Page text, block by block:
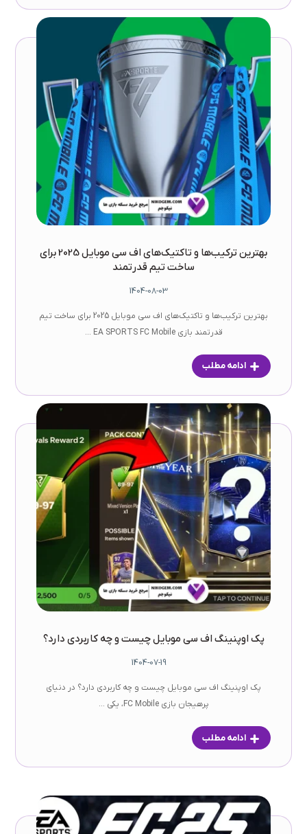
بهترین ترکیب‌ها و تاکتیک‌های اف سی موبایل 2025 برای
ساخت تیم قدرتمند
1404-08-03
بهترین ترکیب‌ها و تاکتیک‌های اف سی موبایل 2025 برای ساخت تیم
قدرتمند بازی EA SPORTS FC Mobile ...
ادامه مطلب
پک اوپنینگ اف سی موبایل چیست و چه کاربردی دارد؟
1404-07-19
پک اوپنینگ اف سی موبایل چیست و چه کاربردی دارد؟ در دنیای
پرهیجان بازی FC Mobile، یکی ...
ادامه مطلب